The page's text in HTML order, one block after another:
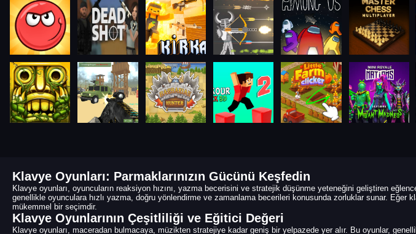
Klavye Oyunları: Parmaklarınızın Gücünü Keşfedin
Klavye oyunları, oyuncuların reaksiyon hızını, yazma becerisini ve stratejik düşünme yeteneğini geliştiren
genellikle oyunculara hızlı yazma, doğru yönlendirme ve zamanlama becerileri konusunda zorluklar sunar.
mükemmel bir seçimdir.
Klavye Oyunlarının Çeşitliliği ve Eğitici Değeri
Klavye oyunları, maceradan bulmacaya, müzikten stratejiye kadar geniş bir yelpazede yer alır. Bu oyunlar,